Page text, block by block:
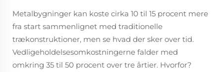
Metalbygninger kan koste cirka 10 til 15 procent mere
fra start sammenlignet med traditionelle
trækonstruktioner, men se hvad der sker over tid.
Vedligeholdelsesomkostningerne falder med
omkring 35 til 50 procent over tre årtier. Hvorfor?